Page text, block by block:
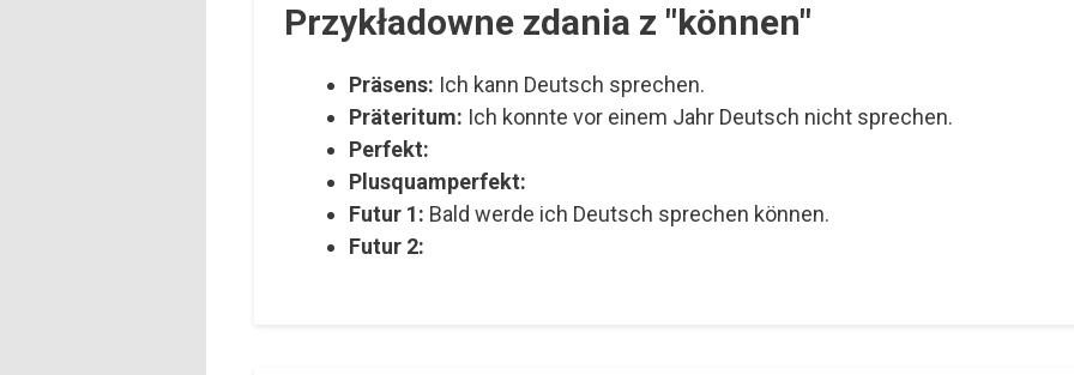
Przykładowne zdania z "können"
Präsens: Ich kann Deutsch sprechen.
Präteritum: Ich konnte vor einem Jahr Deutsch nicht sprechen.
Perfekt:
Plusquamperfekt:
Futur 1: Bald werde ich Deutsch sprechen können.
Futur 2: